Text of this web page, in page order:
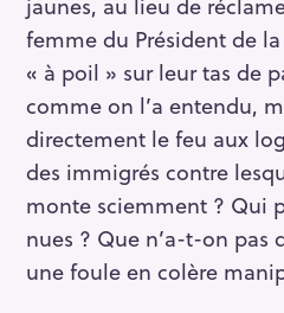
femme du Président de
« à poil » sur leur tas de
comme on l’a entendu,
directement le feu aux
des immigrés contre
monte sciemment ? Qui
nues ? Que n’a-t-on pas
une foule en colère